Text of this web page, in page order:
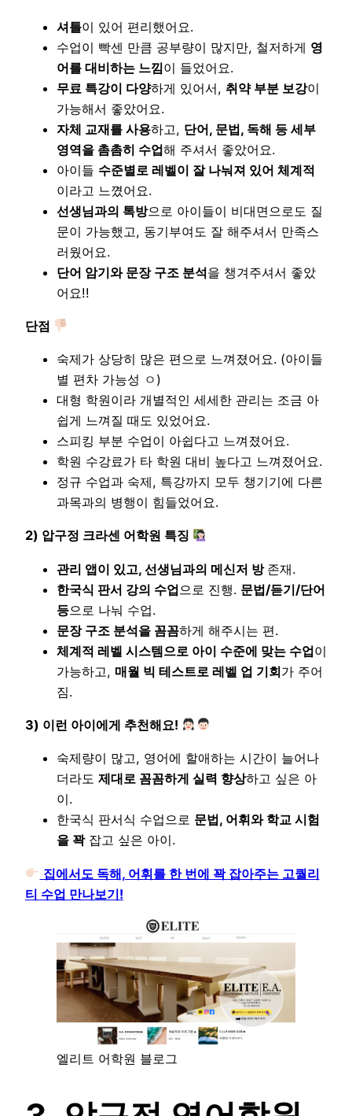
셔틀이 있어 편리했어요.
수업이 빡센 만큼 공부량이 많지만, 철저하게 영
어를 대비하는 느낌이 들었어요.
무료 특강이 다양하게 있어서, 취약 부분 보강이
가능해서 좋았어요.
자체 교재를 사용하고, 단어, 문법, 독해 등 세부
영역을 촘촘히 수업해 주셔서 좋았어요.
아이들 수준별로 레벨이 잘 나눠져 있어 체계적
이라고 느꼈어요.
선생님과의 톡방으로 아이들이 비대면으로도 질
문이 가능했고, 동기부여도 잘 해주셔서 만족스
러웠어요.
단어 암기와 문장 구조 분석을 챙겨주셔서 좋았
어요!!
단점
숙제가 상당히 많은 편으로 느껴졌어요. (아이들
별 편차 가능성 ㅇ)
대형 학원이라 개별적인 세세한 관리는 조금 아
쉽게 느껴질 때도 있었어요.
스피킹 부분 수업이 아쉽다고 느껴졌어요.
학원 수강료가 타 학원 대비 높다고 느껴졌어요.
정규 수업과 숙제, 특강까지 모두 챙기기에 다른
과목과의 병행이 힘들었어요.
2) 압구정 크라센 어학원 특징
관리 앱이 있고, 선생님과의 메신저 방 존재.
한국식 판서 강의 수업으로 진행. 문법/듣기/단어
등으로 나눠 수업.
문장 구조 분석을 꼼꼼하게 해주시는 편.
체계적 레벨 시스템으로 아이 수준에 맞는 수업이
가능하고, 매월 빅 테스트로 레벨 업 기회가 주어
짐.
3) 이런 아이에게 추천해요!
숙제량이 많고, 영어에 할애하는 시간이 늘어나
더라도 제대로 꼼꼼하게 실력 향상하고 싶은 아
이.
한국식 판서식 수업으로 문법, 어휘와 학교 시험
을 꽉잡고 싶은 아이.
집에서도 독해, 어휘를 한 번에 꽉 잡아주는 고퀄리
티 수업 만나보기!
엘리트 어학원 블로그